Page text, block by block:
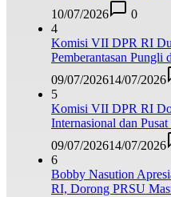
10/07/2026
0
4
Komisi VII DPR RI
Pemberantasan Pungli
09/07/202614/07/2026
5
Komisi VII DPR RI
Internasional dan
09/07/202614/07/2026
6
Bobby Nasution
RI, Dorong PRSU